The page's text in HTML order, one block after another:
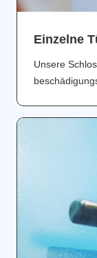
Einzelne
Unsere